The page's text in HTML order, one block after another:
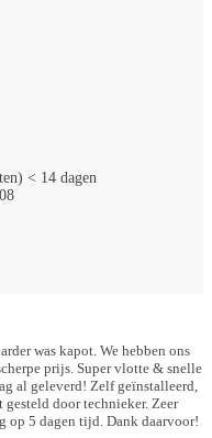
< 14 dagen
was kapot. We hebben ons
prijs. Super vlotte & snelle
al geleverd! Zelf geïnstalleerd,
door technieker. Zeer
op 5 dagen tijd. Dank daarvoor!